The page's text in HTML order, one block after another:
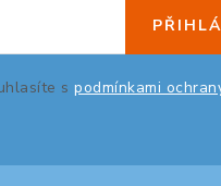
s podmínkami